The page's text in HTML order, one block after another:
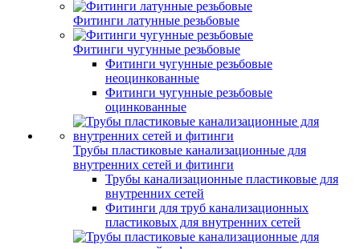
Фитинги латунные резьбовые
Фитинги чугунные резьбовые
Фитинги чугунные резьбовые
неоцинкованные
Фитинги чугунные резьбовые
оцинкованные
Трубы пластиковые канализационные для
внутренних сетей и фитинги
Трубы канализационные пластиковые для
внутренних сетей
Фитинги для труб канализационных
пластиковых для внутренних сетей